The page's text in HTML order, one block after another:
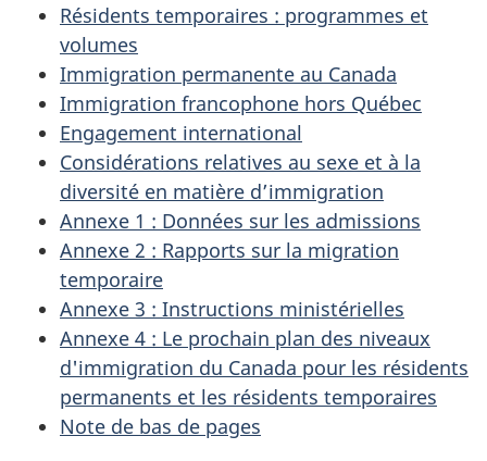
Résidents temporaires : programmes et
volumes
Immigration permanente au Canada
Immigration francophone hors Québec
Engagement international
Considérations relatives au sexe et à la
diversité en matière d’immigration
Annexe 1 : Données sur les admissions
Annexe 2 : Rapports sur la migration
temporaire
Annexe 3 : Instructions ministérielles
Annexe 4 : Le prochain plan des niveaux
d'immigration du Canada pour les résidents
permanents et les résidents temporaires
Note de bas de pages